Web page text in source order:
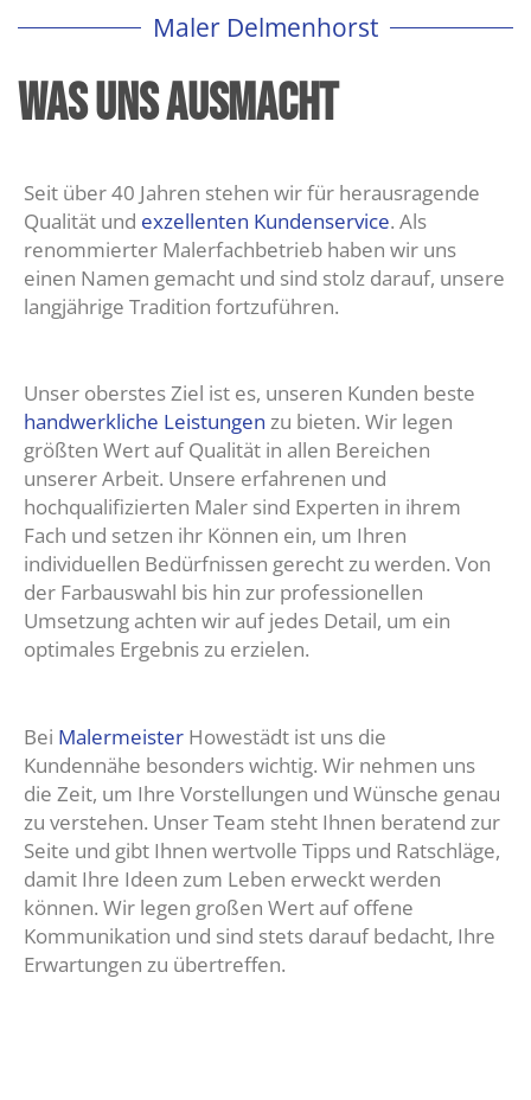
Maler Delmenhorst
Was uns ausmacht
Seit über 40 Jahren stehen wir für herausragende
Qualität und exzellenten Kundenservice. Als
renommierter Malerfachbetrieb haben wir uns
einen Namen gemacht und sind stolz darauf, unsere
langjährige Tradition fortzuführen.
Unser oberstes Ziel ist es, unseren Kunden beste
handwerkliche Leistungen zu bieten. Wir legen
größten Wert auf Qualität in allen Bereichen
unserer Arbeit. Unsere erfahrenen und
hochqualifizierten Maler sind Experten in ihrem
Fach und setzen ihr Können ein, um Ihren
individuellen Bedürfnissen gerecht zu werden. Von
der Farbauswahl bis hin zur professionellen
Umsetzung achten wir auf jedes Detail, um ein
optimales Ergebnis zu erzielen.
Bei Malermeister Howestädt ist uns die
Kundennähe besonders wichtig. Wir nehmen uns
die Zeit, um Ihre Vorstellungen und Wünsche genau
zu verstehen. Unser Team steht Ihnen beratend zur
Seite und gibt Ihnen wertvolle Tipps und Ratschläge,
damit Ihre Ideen zum Leben erweckt werden
können. Wir legen großen Wert auf offene
Kommunikation und sind stets darauf bedacht, Ihre
Erwartungen zu übertreffen.